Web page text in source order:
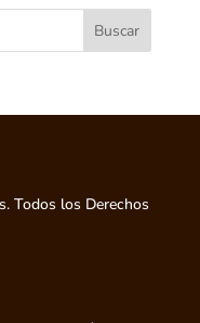
Todos los Derechos